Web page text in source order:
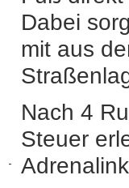
Dabei
mit aus
Nach 4
Steuer